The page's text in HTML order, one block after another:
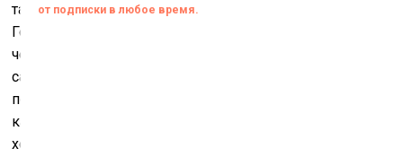
тактично и элегантно здание вписывается в Старый
Город. «И мне нравится, что музей не очень большой,
человек здесь не теряется и не переутомляется. Хотя
сама коллекция очень обширная, поэтому каждые
полгода экспозиция будет обновляться, но об этом
каждый раз будут заботиться другие кураторы. Я же
хотела для открытия подготовить выставку, которая